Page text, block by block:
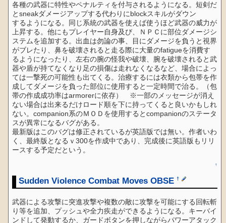
各種の武器に特性やペナルティを付与されるようになる。短剣だ
とsneakダメージアップする代わりにblockスキルがダウン
するようになる。同じ系統の武器を使えば使うほど武器の威力が
上昇する。他にもプレイヤー自身及び、ＮＰＣに部位ダメージシ
ステムを追加する。出血は勿論の事、目にダメージを負うと視界
がブレたり、鼻を破壊されると走る際に大量のfatigueを消費す
るようになったり、左右の腕の怪我や破壊、腕を破壊されると武
器や盾が持てなくなり足の損傷は走れなくなるなど、場合によっ
ては一撃死の可能性も出てくる。治療するには衣類から包帯を作
成してダメージを負った部位に使用すると一定時間で治る。（包
帯の作成成功率はarmorerに依存） ※一部のメッセージが消え
ない場合は出来るだけロード順を下に持ってくると良いかもしれ
ない。companion系のＭＯＤを使用するとcompanionのステータ
スが異常になるバグがある。
最新版はこのバグは修正されているが英語版では無い。作者いわ
く、最終版となるｖ300を作成中であり、完成後に英語版もリリ
ースする予定だという。
↑
Sudden Violence Combat Moves OBSE †
武器による攻撃に突進攻撃や複数の敵に攻撃を可能にする回転斬
り等を追加、プッシュや全力疾走ができるようになる。キーバイ
ンドして発動するか、ガードボタンを押しながらパワーアタック